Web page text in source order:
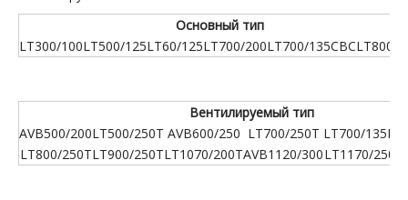
Основный тип
LT300/100LT500/125LT60/125LT700/200LT700/135CBCLT800/
Вентилируемый тип
AVB500/200LT500/250T AVB600/250 LT700/250T LT700/135DY
LT800/250TLT900/250TLT1070/200TAVB1120/300LT1170/250T